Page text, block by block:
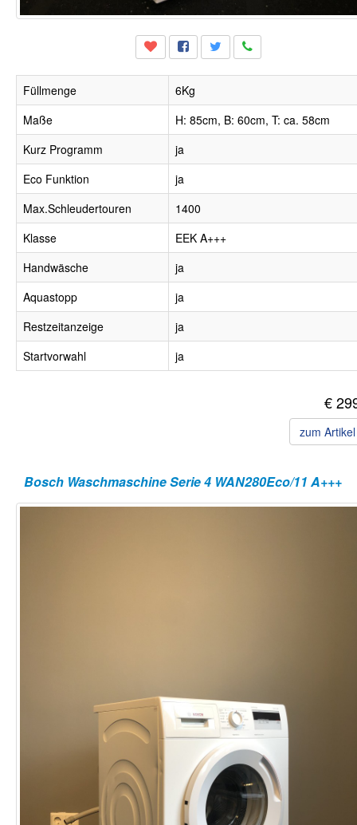
Füllmenge
6Kg
Maße
H: 85cm, B: 60cm, T: ca. 58cm
Kurz Programm
ja
Eco Funktion
ja
Max.Schleudertouren
1400
Klasse
EEK A+++
Handwäsche
ja
Aquastopp
ja
Restzeitanzeige
ja
Startvorwahl
ja
€
zum
Bosch Waschmaschine Serie 4 WAN280Eco/11 A+++